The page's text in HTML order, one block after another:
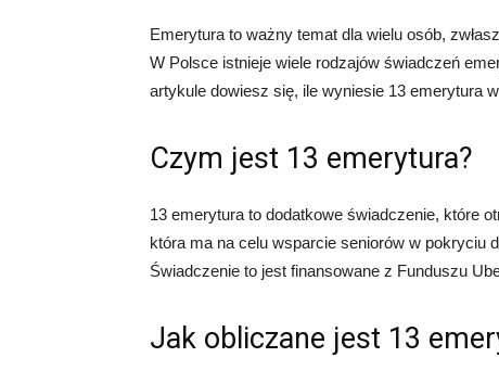
Emerytura to ważny temat dla wielu osób,
W Polsce istnieje wiele rodzajów świadczeń
artykule dowiesz się, ile wyniesie 13 emerytura
Czym jest 13 emerytura?
13 emerytura to dodatkowe świadczenie, które
która ma na celu wsparcie seniorów w
Świadczenie to jest finansowane z Funduszu
Jak obliczane jest 13